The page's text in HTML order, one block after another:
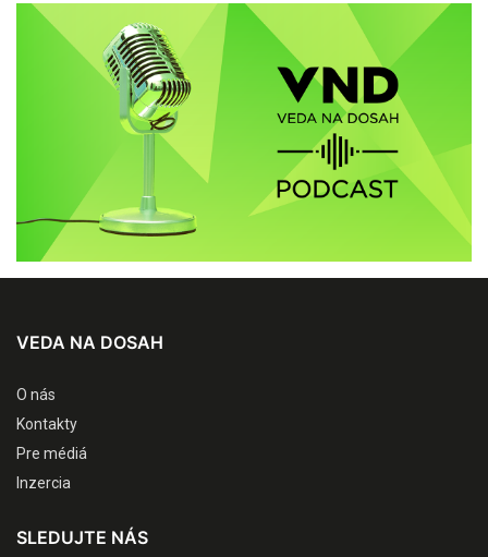
VEDA NA DOSAH
O nás
Kontakty
Pre médiá
Inzercia
SLEDUJTE NÁS